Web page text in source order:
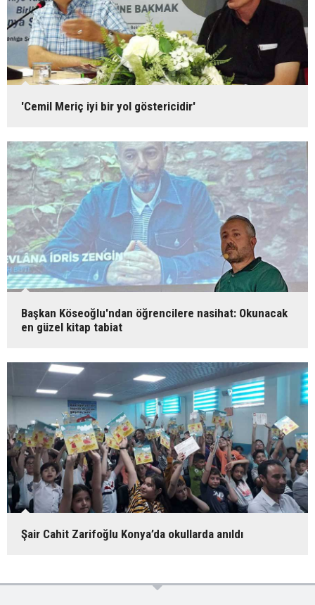
'Cemil Meriç iyi bir yol göstericidir'
Başkan Köseoğlu'ndan öğrencilere nasihat: Okunacak
en güzel kitap tabiat
Şair Cahit Zarifoğlu Konya’da okullarda anıldı